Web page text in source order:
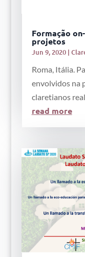
Formação
projetos
Jun 9, 2020|
Roma, Itália.
envolvidos na
claretianos
read more